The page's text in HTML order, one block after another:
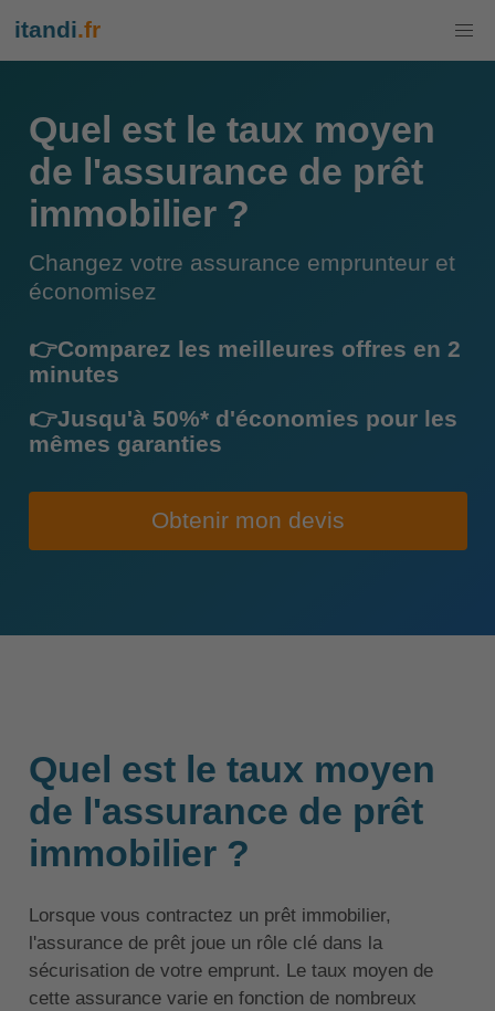
itandi.fr
Quel est le taux moyen
de l'assurance de prêt
immobilier ?
Changez votre assurance emprunteur et
économisez
👉Comparez les meilleures offres en 2
minutes
👉Jusqu'à 50%* d'économies pour les
mêmes garanties
Obtenir mon devis
Quel est le taux moyen
de l'assurance de prêt
immobilier ?
Lorsque vous contractez un prêt immobilier,
l'assurance de prêt joue un rôle clé dans la
sécurisation de votre emprunt. Le taux moyen de
cette assurance varie en fonction de nombreux